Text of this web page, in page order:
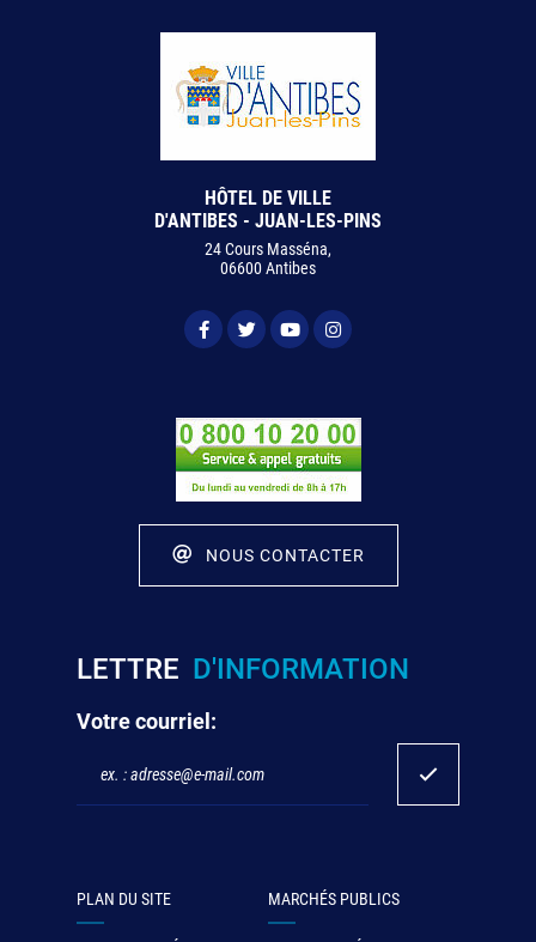
HÔTEL DE VILLE
D'ANTIBES - JUAN-LES-PINS
24 Cours Masséna,
06600 Antibes
NOUS CONTACTER
LETTRE D'INFORMATION
Votre courriel:
PLAN DU SITE MARCHÉS PUBLICS